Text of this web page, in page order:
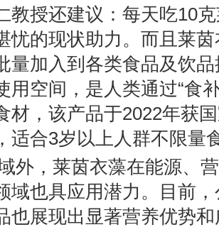
教授还建议：每天吃10
忧的现状助力。而且莱
量加入到各类食品及饮
用空间，是人类通过“食
材，该产品于2022年获
适合3岁以上人群不限量
外，莱茵衣藻在能源、
域也具应用潜力。目前
也展现出显著营养优势